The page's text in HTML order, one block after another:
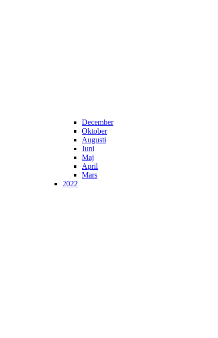
December
Oktober
Augusti
Juni
Maj
April
Mars
2022